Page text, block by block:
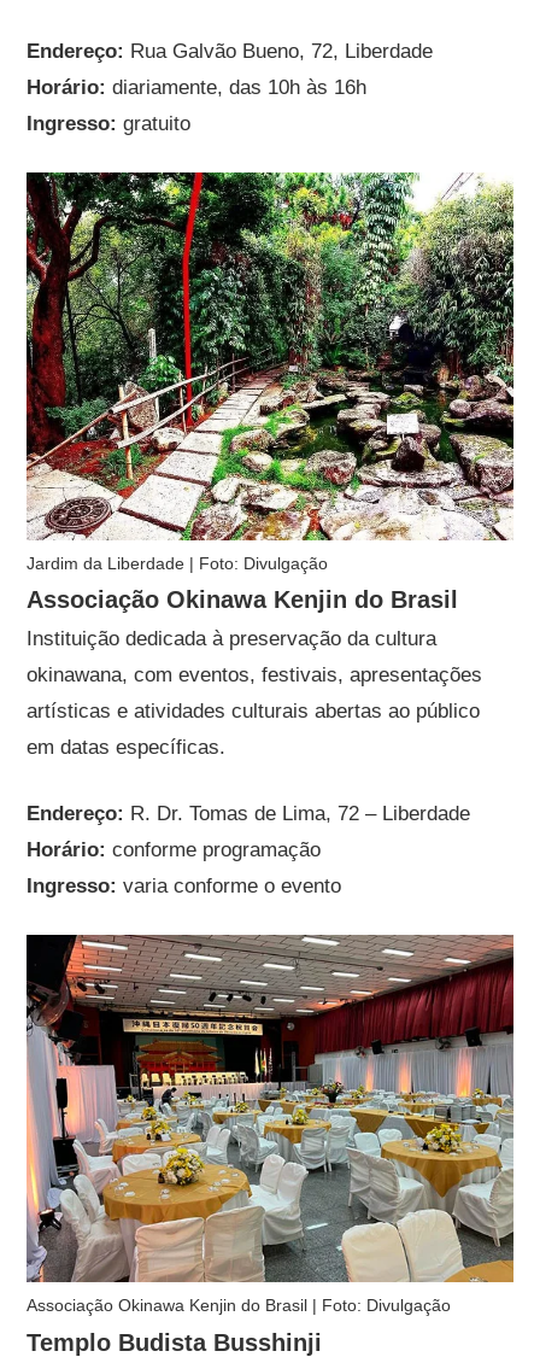
Endereço: Rua Galvão Bueno, 72, Liberdade
Horário:diariamente, das 10h às 16h
Ingresso:gratuito
Jardim da Liberdade | Foto: Divulgação
Associação Okinawa Kenjin do Brasil
Instituição dedicada à preservação da cultura
okinawana, com eventos, festivais, apresentações
artísticas e atividades culturais abertas ao público
em datas específicas.
Endereço: R. Dr. Tomas de Lima, 72 – Liberdade
Horário:conforme programação
Ingresso: varia conforme o evento
Associação Okinawa Kenjin do Brasil | Foto: Divulgação
Templo Budista Busshinji